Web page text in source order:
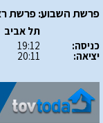
פרשת השבוע: פרשת
כניסה:
יציאה:
תל אביב
19:12
20:11